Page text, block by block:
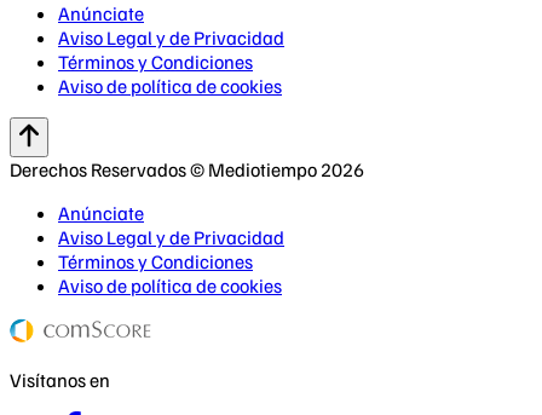
Anúnciate
Aviso Legal y de Privacidad
Términos y Condiciones
Aviso de política de cookies
Derechos Reservados © Mediotiempo 2026
Anúnciate
Aviso Legal y de Privacidad
Términos y Condiciones
Aviso de política de cookies
Visítanos en